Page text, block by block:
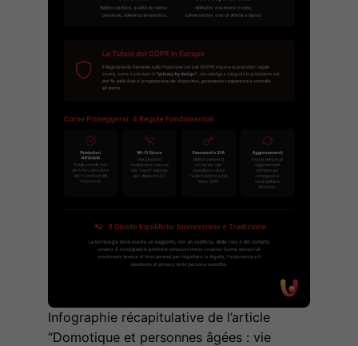
Infographie récapitulative de l’article
“Domotique et personnes âgées : vie